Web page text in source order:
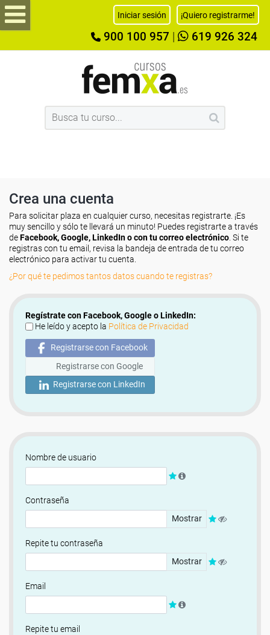
Iniciar sesión ¡Quiero registrarme!
900 100 957 619 926 324
Crea una cuenta
Para solicitar plaza en cualquier curso, necesitas registrarte. ¡Es
muy sencillo y sólo te llevará un minuto! Puedes registrarte a través
deFacebook, Google, LinkedIn o con tu correo electrónico . Si te
registras con tu email, revisa la bandeja de entrada de tu correo
electrónico para activar tu cuenta.
¿Por qué te pedimos tantos datos cuando te registras?
Regístrate con Facebook, Google o LinkedIn:
He leído y acepto la Política de Privacidad
Registrarse con Facebook
Registrarse con Google
Registrarse con LinkedIn
Nombre de usuario
Contraseña
Mostrar
Repite tu contraseña
Mostrar
Email
Repite tu email